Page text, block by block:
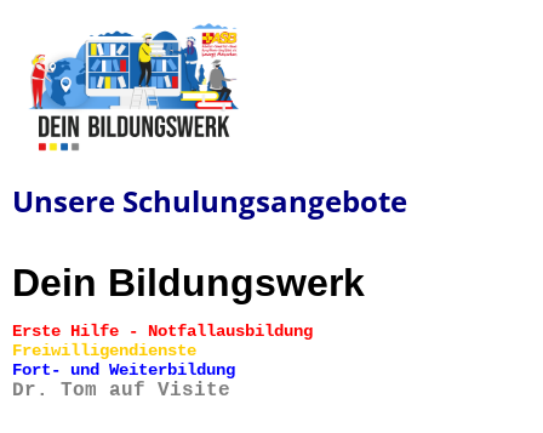
Unsere Schulungsangebote
Dein Bildungswerk
Erste Hilfe - Notfallausbildung
Freiwilligendienste
Fort- und Weiterbildung
Dr. Tom auf Visite